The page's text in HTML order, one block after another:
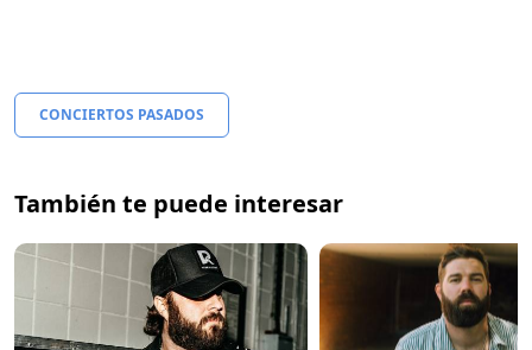
CONCIERTOS PASADOS
También te puede interesar